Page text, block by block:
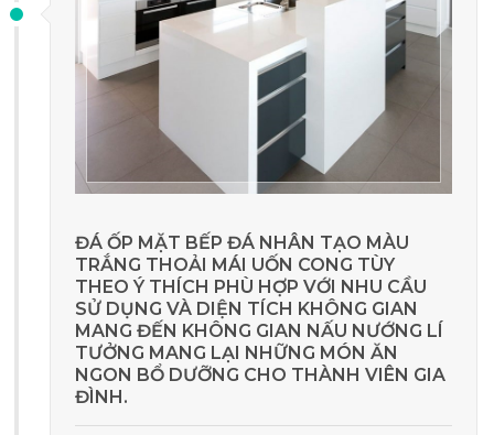
ĐÁ ỐP MẶT BẾP ĐÁ NHÂN TẠO MÀU
TRẮNG THOẢI MÁI UỐN CONG TÙY
THEO Ý THÍCH PHÙ HỢP VỚI NHU CẦU
SỬ DỤNG VÀ DIỆN TÍCH KHÔNG GIAN
MANG ĐẾN KHÔNG GIAN NẤU NƯỚNG LÍ
TƯỞNG MANG LẠI NHỮNG MÓN ĂN
NGON BỔ DƯỠNG CHO THÀNH VIÊN GIA
ĐÌNH.